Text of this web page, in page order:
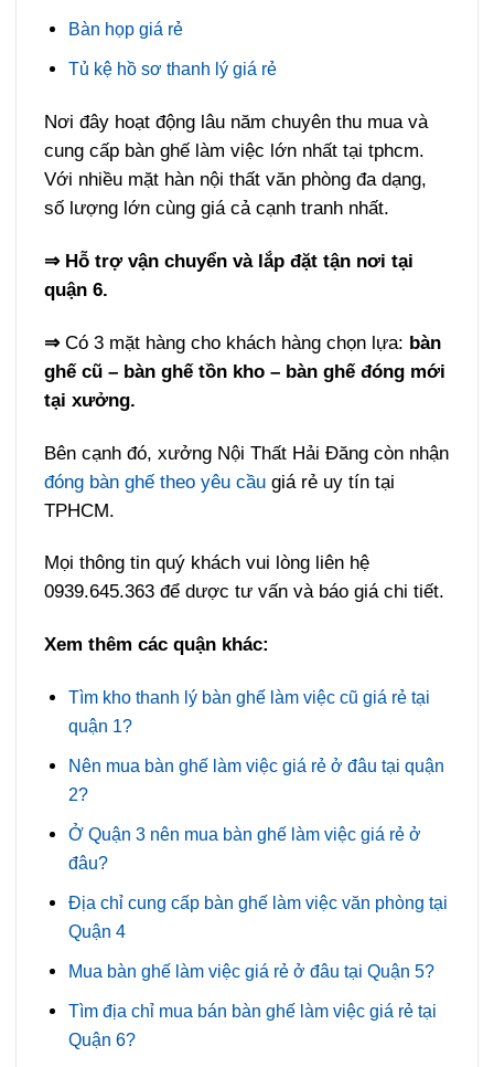
Bàn họp giá rẻ
Tủ kệ hồ sơ thanh lý giá rẻ
Nơi đây hoạt động lâu năm chuyên thu mua và
cung cấp bàn ghế làm việc lớn nhất tại tphcm.
Với nhiều mặt hàn nội thất văn phòng đa dạng,
số lượng lớn cùng giá cả cạnh tranh nhất.
⇒ Hỗ trợ vận chuyển và lắp đặt tận nơi tại
quận 6.
⇒Có 3 mặt hàng cho khách hàng chọn lựa: bàn
ghế cũ – bàn ghế tồn kho – bàn ghế đóng mới
tại xưởng.
Bên cạnh đó, xưởng Nội Thất Hải Đăng còn nhận
đóng bàn ghế theo yêu cầu giá rẻ uy tín tại
TPHCM.
Mọi thông tin quý khách vui lòng liên hệ
0939.645.363 để dược tư vấn và báo giá chi tiết.
Xem thêm các quận khác:
Tìm kho thanh lý bàn ghế làm việc cũ giá rẻ tại
quận 1?
Nên mua bàn ghế làm việc giá rẻ ở đâu tại quận
2?
Ở Quận 3 nên mua bàn ghế làm việc giá rẻ ở
đâu?
Địa chỉ cung cấp bàn ghế làm việc văn phòng tại
Quận 4
Mua bàn ghế làm việc giá rẻ ở đâu tại Quận 5?
Tìm địa chỉ mua bán bàn ghế làm việc giá rẻ tại
Quận 6?